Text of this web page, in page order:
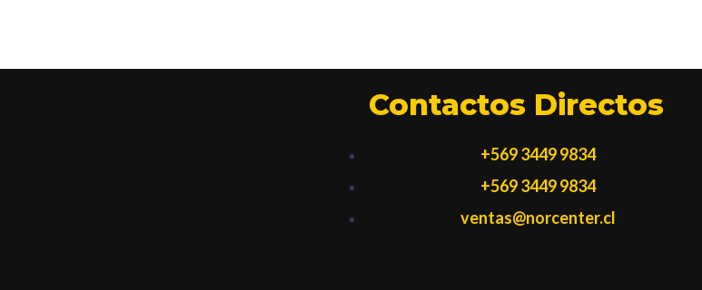
Contactos Directos
+569 3449 9834
+569 3449 9834
ventas@norcenter.cl